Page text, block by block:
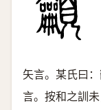
矢言。某氏曰
言。按和之訓